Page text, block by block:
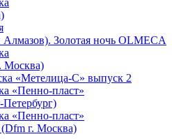
Золотая ночь OLMECA
Москва)
«Метелица-С» выпуск 2
«Пенно-пласт»
«Пенно-пласт»
г. Москва)